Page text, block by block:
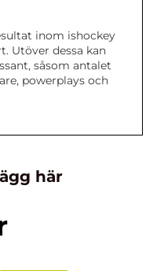
inom ishockey
Utöver dessa kan
såsom antalet
powerplays och
här